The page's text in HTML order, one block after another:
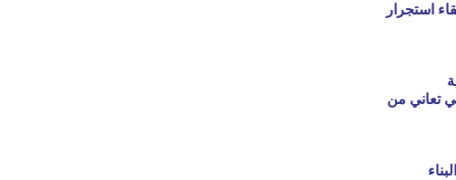
استجرار
تعاني من